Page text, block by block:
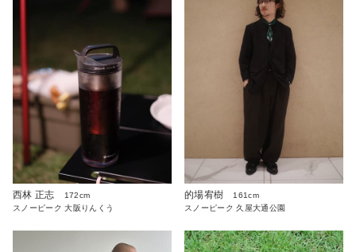
西林 正志
172cm
スノーピーク 大阪りんくう
的場宥樹
161cm
スノーピーク 久屋大通公園